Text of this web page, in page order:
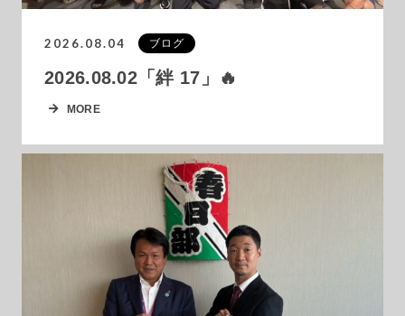
2026.08.04 ブログ
2026.08.02「絆 17」🔥
MORE